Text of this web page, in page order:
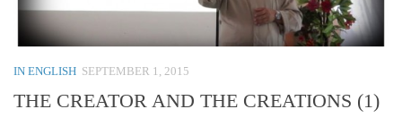
IN ENGLISH SEPTEMBER 1, 2015
THE CREATOR AND THE CREATIONS (1)